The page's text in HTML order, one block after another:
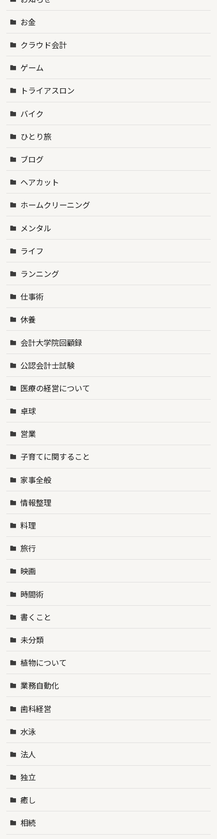
お金
クラウド会計
ゲーム
トライアスロン
バイク
ひとり旅
ブログ
ヘアカット
ホームクリーニング
メンタル
ライフ
ランニング
仕事術
休養
会計大学院回顧録
公認会計士試験
医療の経営について
卓球
営業
子育てに関すること
家事全般
情報整理
料理
旅行
映画
時間術
書くこと
未分類
植物について
業務自動化
歯科経営
水泳
法人
独立
癒し
相続